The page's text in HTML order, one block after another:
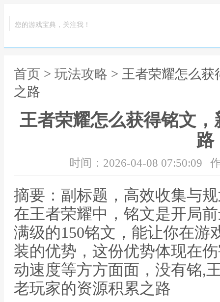
您的游戏宝典，关注我！
首页 > 玩法攻略 > 王者荣耀怎么
之路
王者荣耀怎么获得铭文
路
时间：2026-04-08 07:50:09
摘要：副标题，高效收集与
在王者荣耀中，铭文是开局
满级的150铭文，能让你在游
装的优势，这份优势体现在
动速度等方方面面，没有铭,
老玩家的资源积累之路